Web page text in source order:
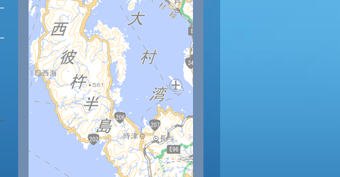
12時 13時 14時 15時 16時
30 32 33 33 33
0.0 0.0 0.0 0.0